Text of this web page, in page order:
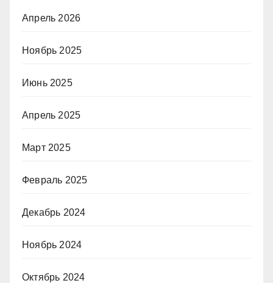
Апрель 2026
Ноябрь 2025
Июнь 2025
Апрель 2025
Март 2025
Февраль 2025
Декабрь 2024
Ноябрь 2024
Октябрь 2024